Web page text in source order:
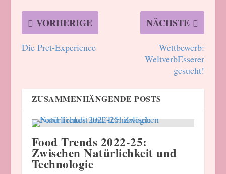
VORHERIGE
Die Pret-Experience
NÄCHSTE
Wettbewerb:
WeltverbEsserer
gesucht!
ZUSAMMENHÄNGENDE POSTS
Food Trends 2022-25:
Zwischen Natürlichkeit und
Technologie